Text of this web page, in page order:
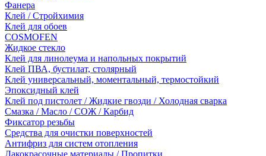
Фанера
Клей / Стройхимия
Клей для обоев
COSMOFEN
Жидкое стекло
Клей для линолеума и напольных покрытий
Клей ПВА, бустилат, столярный
Клей универсальный, моментальный, термостойкий
Эпоксидный клей
Клей под пистолет / Жидкие гвозди / Холодная сварка
Смазка / Масло / СОЖ / Карбид
Фиксатор резьбы
Средства для очистки поверхностей
Антифриз для систем отопления
Лакокрасочные материалы / Пропитки